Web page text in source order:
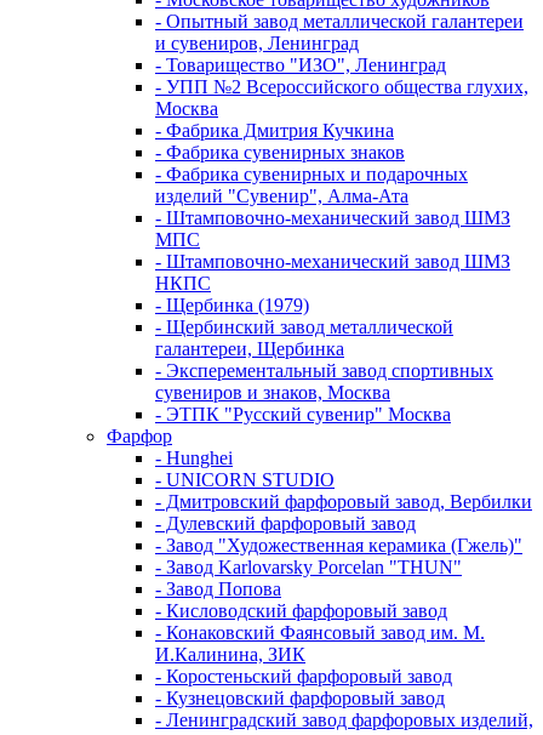
- Опытный завод металлической галантереи
и сувениров, Ленинград
- Товарищество "ИЗО", Ленинград
- УПП №2 Всероссийского общества глухих,
Москва
- Фабрика Дмитрия Кучкина
- Фабрика сувенирных знаков
- Фабрика сувенирных и подарочных
изделий "Сувенир", Алма-Ата
- Штамповочно-механический завод ШМЗ
МПС
- Штамповочно-механический завод ШМЗ
НКПС
- Щербинка (1979)
- Щербинский завод металлической
галантереи, Щербинка
- Эксперементальный завод спортивных
сувениров и знаков, Москва
- ЭТПК "Русский сувенир" Москва
Фарфор
- Hunghei
- UNICORN STUDIO
- Дмитровский фарфоровый завод, Вербилки
- Дулевский фарфоровый завод
- Завод "Художественная керамика (Гжель)"
- Завод Karlovarsky Porcelan "THUN"
- Завод Попова
- Кисловодский фарфоровый завод
- Конаковский Фаянсовый завод им. М.
И.Калинина, ЗИК
- Коростеньский фарфоровый завод
- Кузнецовский фарфоровый завод
- Ленинградский завод фарфоровых изделий,